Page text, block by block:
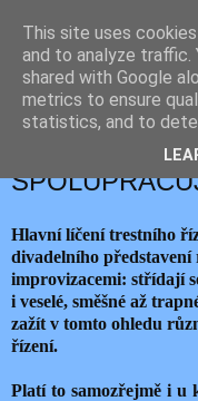
JEMELIK
pátek 17. února 2017
SHAHRAM
Hlavní líčení trestního
divadelního představení
improvizacemi: střídají
i veselé, směšné až
zažít v tomto ohledu
řízení.
Platí to samozřejmě i u
This site uses
and to analyze traffic.
shared with Google
metrics to ensure
statistics, and to